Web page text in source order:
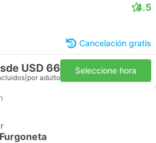
4.5
Cancelación gratis
USD 66
por adulto
Seleccione hora